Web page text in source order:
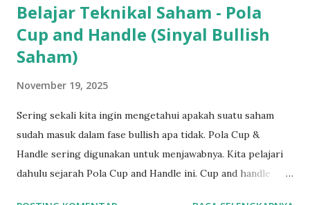
Belajar Teknikal Saham - Pola
Cup and Handle (Sinyal Bullish
Saham)
November 19, 2025
Sering sekali kita ingin mengetahui apakah suatu saham
sudah masuk dalam fase bullish apa tidak. Pola Cup &
Handle sering digunakan untuk menjawabnya. Kita pelajari
dahulu sejarah Pola Cup and Handle ini. Cup and handle